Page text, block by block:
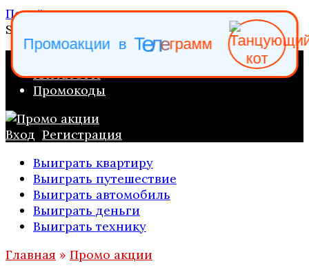
Перейти к содержанию
Search for:
КАТАЛОГИ
Промокоды
Вход Регистрация
Выиграть квартиру
Выиграть путешествие
Выиграть автомобиль
Выиграть деньги
Выиграть технику
Главная » Промо акции
Промоакции в Телеграмм